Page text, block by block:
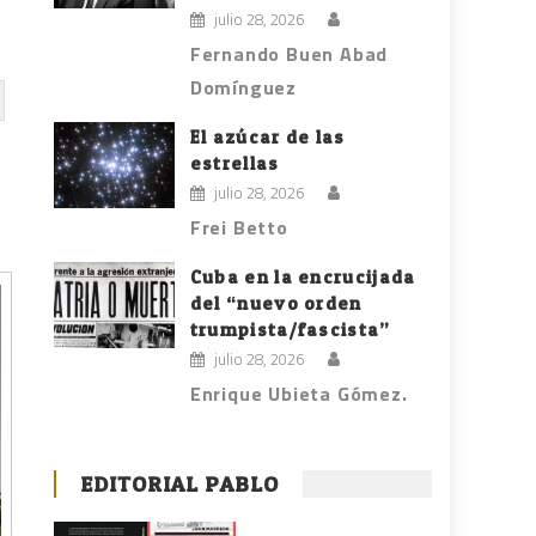
julio 28, 2026
Fernando Buen Abad
Domínguez
El azúcar de las
estrellas
julio 28, 2026
Frei Betto
Cuba en la encrucijada
del “nuevo orden
trumpista/fascista”
julio 28, 2026
Enrique Ubieta Gómez.
EDITORIAL PABLO